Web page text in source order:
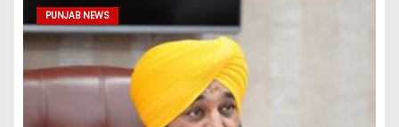
PUNJAB NEWS